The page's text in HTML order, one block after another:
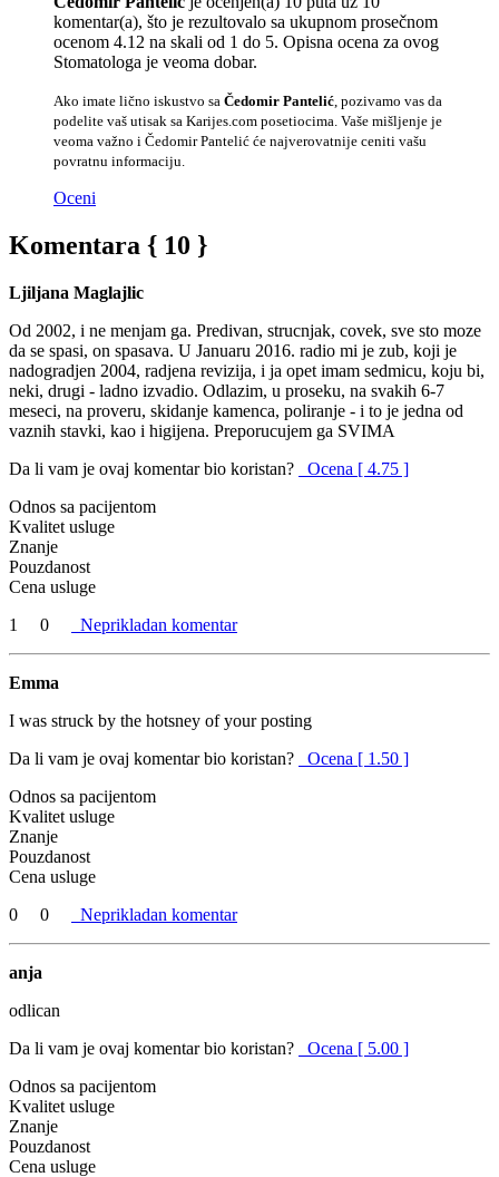
komentar(a), što je rezultovalo sa ukupnom prosečnom
ocenom 4.12 na skali od 1 do 5. Opisna ocena za ovog
Stomatologa je veoma dobar.
Ako imate lično iskustvo sa Čedomir Pantelić , pozivamo vas da
podelite vaš utisak sa Karijes.com posetiocima. Vaše mišljenje je
veoma važno i Čedomir Pantelić će najverovatnije ceniti vašu
povratnu informaciju.
Oceni
Komentara { 10 }
Ljiljana Maglajlic
Od 2002, i ne menjam ga. Predivan, strucnjak, covek, sve sto moze
da se spasi, on spasava. U Januaru 2016. radio mi je zub, koji je
nadogradjen 2004, radjena revizija, i ja opet imam sedmicu, koju bi,
neki, drugi - ladno izvadio. Odlazim, u proseku, na svakih 6-7
meseci, na proveru, skidanje kamenca, poliranje - i to je jedna od
vaznih stavki, kao i higijena. Preporucujem ga SVIMA
Da li vam je ovaj komentar bio koristan?
Ocena [ 4.75 ]
Odnos sa pacijentom
Kvalitet usluge
Znanje
Pouzdanost
Cena usluge
1
0 Neprikladan komentar
Emma
I was struck by the hotsney of your posting
Da li vam je ovaj komentar bio koristan?
Ocena [ 1.50 ]
Odnos sa pacijentom
Kvalitet usluge
Znanje
Pouzdanost
Cena usluge
0
0 Neprikladan komentar
anja
odlican
Da li vam je ovaj komentar bio koristan?
Ocena [ 5.00 ]
Odnos sa pacijentom
Kvalitet usluge
Znanje
Pouzdanost
Cena usluge